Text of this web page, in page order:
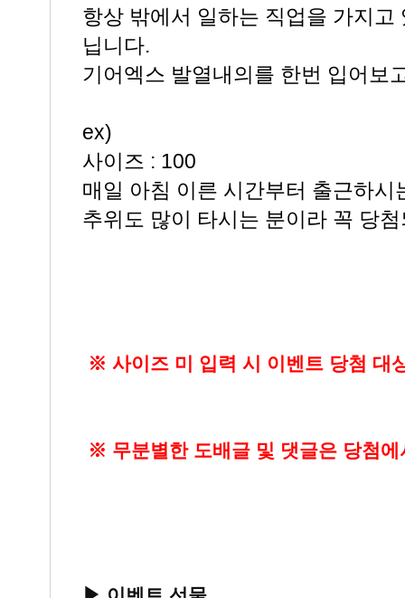
항상 밖에서 일하는 직업을 가지
닙니다.
기어엑스 발열내의를 한번 입어보
ex)
사이즈 : 100
매일 아침 이른 시간부터 출근하
추위도 많이 타시는 분이라 꼭 당
※ 사이즈 미 입력 시 이벤트 당첨 대
※ 무분별한 도배글 및 댓글은 당첨에